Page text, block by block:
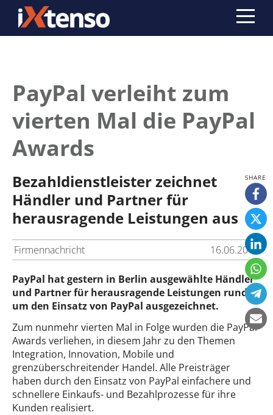
PayPal verleiht zum
vierten Mal die PayPal
Awards
Bezahldienstleister zeichnet
Händler und Partner für
herausragende Leistungen aus
Firmennachricht 16.06.2014
PayPal hat gestern in Berlin ausgewählte Händler
und Partner für herausragende Leistungen rund
um den Einsatz von PayPal ausgezeichnet.
Zum nunmehr vierten Mal in Folge wurden die PayPal
Awards verliehen, in diesem Jahr zu den Themen
Integration, Innovation, Mobile und
grenzüberschreitender Handel. Alle Preisträger
haben durch den Einsatz von PayPal einfachere und
schnellere Einkaufs- und Bezahlprozesse für ihre
Kunden realisiert.